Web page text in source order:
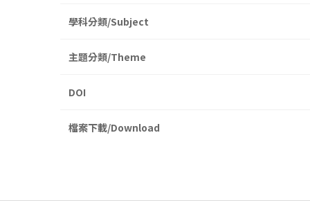
學科分類/Subject
主題分類/Theme
DOI
檔案下載/Download